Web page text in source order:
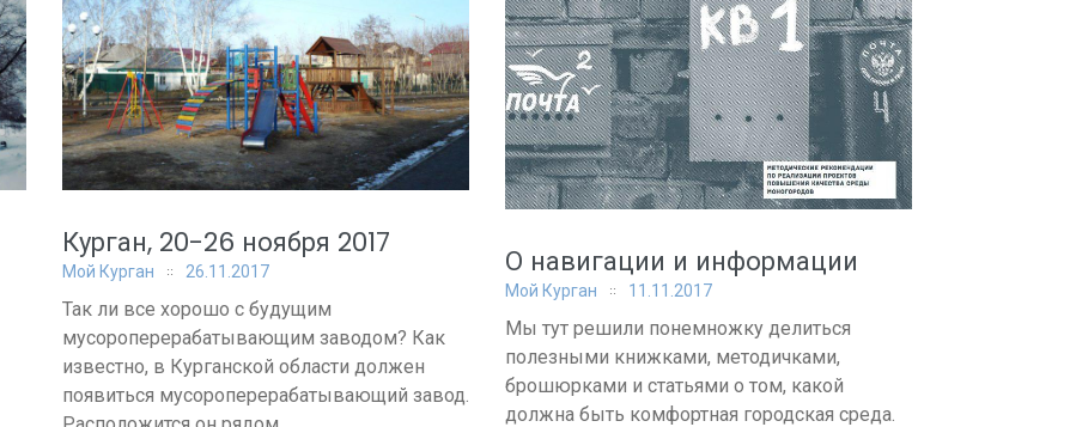
Курган, 20-26 ноября 2017
Мой Курган 26.11.2017
Так ли все хорошо с будущим
мусороперерабатывающим заводом? Как
известно, в Курганской области должен
появиться мусороперерабатывающий завод.
О навигации и информации
Мой Курган 11.11.2017
Мы тут решили понемножку делиться
полезными книжками, методичками,
брошюрками и статьями о том, какой
должна быть комфортная городская среда.